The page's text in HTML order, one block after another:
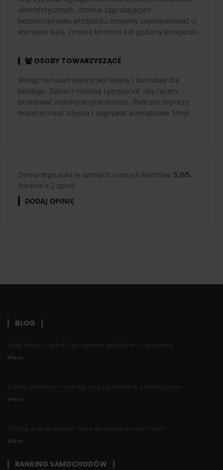
atmosferycznych, istotnie zagrażających
bezpieczeństwu przejazdu, możemy zaproponować ci
wymianę auta, zmianę terminu lub godziny przejazdu.
OSOBY TOWARZYSZĄCE
Wstęp na nasze eventy jest wolny i darmowy dla
każdego. Zabierz rodzinę i przyjaciół, aby razem
przeżywać motoryzacyjne emocje. Podczas imprezy
możecie robić zdjęcia i nagrywać pamiątkowe filmy!
Ocena tego auta w opiniach naszych klientów: 5,0/5,
średnia z 2 opinii.
DODAJ OPINIĘ
BLOG
Znaki nakazu - pełna lista z opisem, wyglądem i znaczeniem
Więcej
Gokart spalinowy — rodzaje, ceny i porównanie z elektrycznym
Więcej
Drifting vs jazda torowa - która dyscyplina jest dla Ciebie?
Więcej
RANKING SAMOCHODÓW